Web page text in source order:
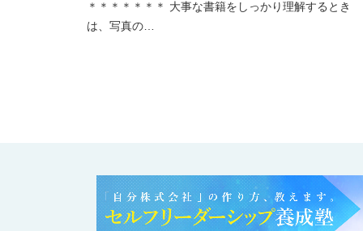
＊＊＊＊＊＊＊ 大事な書籍をしっかり理解するとき
は、写真の…